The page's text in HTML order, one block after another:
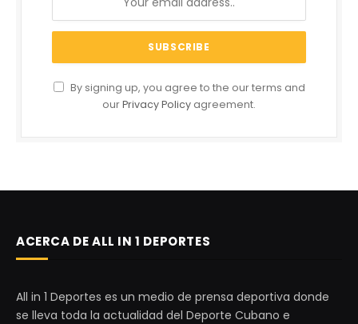
By signing up, you agree to the our terms and
ourPrivacy Policy agreement.
ACERCA DE ALL IN 1 DEPORTES
All in 1 Deportes es un medio de prensa deportiva donde
se lleva toda la actualidad del Deporte Cubano e